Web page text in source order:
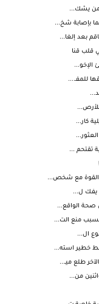
من يشك...
بعد إلغا...
قلب قنا
الإخو...
للمفـ....
كار...
يفـك ل...
صحة الواقع...
منع الت...
خطير استه...
من...